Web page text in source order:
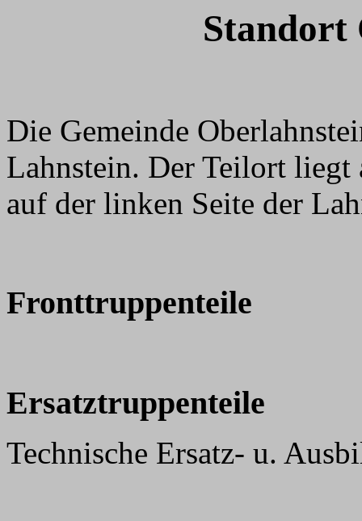
Standort
Die Gemeinde
Lahnstein. Der Teilort liegt
auf der linken Seite der
Fronttruppenteile
Ersatztruppenteile
Technische Ersatz- u.